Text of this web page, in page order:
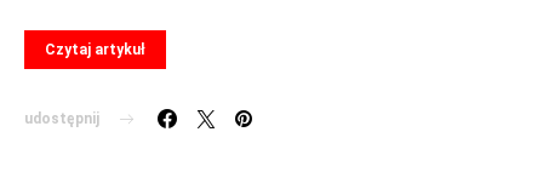
Czytaj artykuł
udostępnij